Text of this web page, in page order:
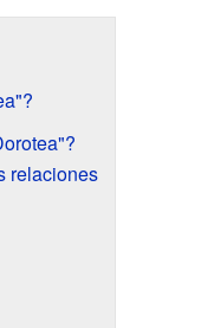
relaciones